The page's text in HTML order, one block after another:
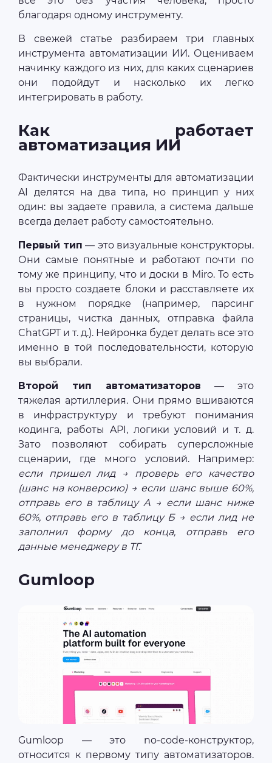
благодаря одному инструменту.
В свежей статье разбираем три главных
инструмента автоматизации ИИ. Оцениваем
начинку каждого из них, для каких сценариев
они подойдут и насколько их легко
интегрировать в работу.
Как работает
автоматизация ИИ
Фактически инструменты для автоматизации
AI делятся на два типа, но принцип у них
один: вы задаете правила, а система дальше
всегда делает работу самостоятельно.
Первый тип — это визуальные конструкторы.
Они самые понятные и работают почти по
тому же принципу, что и доски в Miro. То есть
вы просто создаете блоки и расставляете их
в нужном порядке (например, парсинг
страницы, чистка данных, отправка файла
ChatGPT и т. д.). Нейронка будет делать все это
именно в той последовательности, которую
вы выбрали.
Второй тип автоматизаторов — это
тяжелая артиллерия. Они прямо вшиваются
в инфраструктуру и требуют понимания
кодинга, работы API, логики условий и т. д.
Зато позволяют собирать суперсложные
сценарии, где много условий. Например:
если пришел лид → проверь его качество
(шанс на конверсию) → если шанс выше 60%,
отправь его в таблицу А → если шанс ниже
60%, отправь его в таблицу Б → если лид не
заполнил форму до конца, отправь его
данные менеджеру в ТГ.
Gumloop
Gumloop — это no-code-конструктор,
относится к первому типу автоматизаторов.